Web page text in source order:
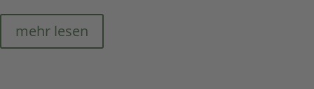
mehr lesen